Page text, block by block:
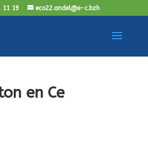
11 19 eco22.andel@e-c.bzh
en Ce